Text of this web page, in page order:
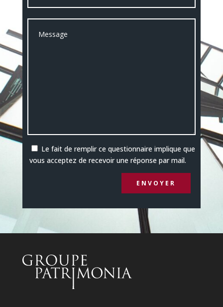
Le fait de remplir ce questionnaire implique que
vous acceptez de recevoir une réponse par mail.